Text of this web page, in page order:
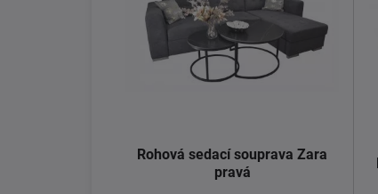
Rohová sedací souprava Zara
pravá